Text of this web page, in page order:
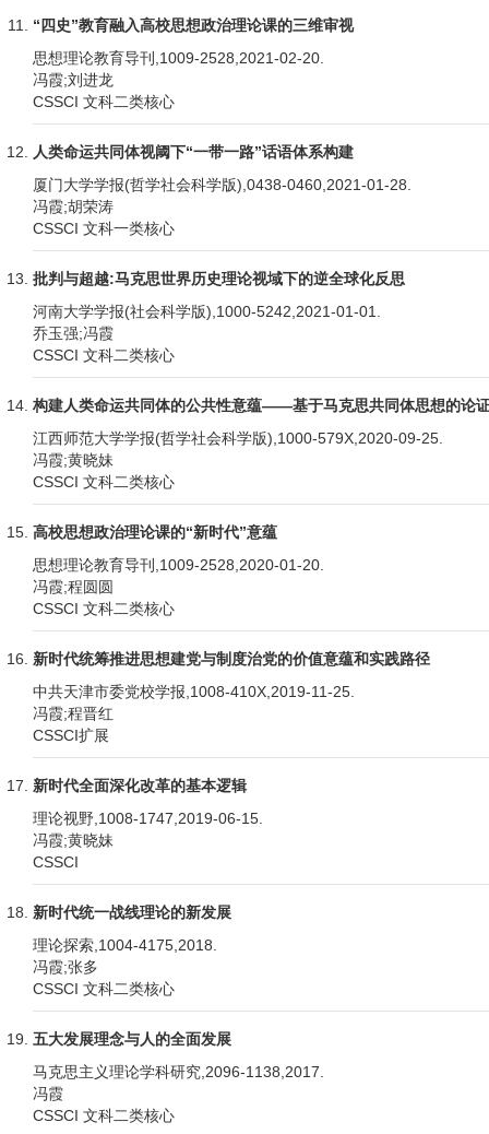
“四史”教育融入高校思想政治理论课的三维审视
思想理论教育导刊,1009-2528,2021-02-20.
冯霞;刘进龙
CSSCI 文科二类核心
人类命运共同体视阈下“一带一路”话语体系构建
厦门大学学报(哲学社会科学版),0438-0460,2021-01-28.
冯霞;胡荣涛
CSSCI 文科一类核心
批判与超越:马克思世界历史理论视域下的逆全球化反思
河南大学学报(社会科学版),1000-5242,2021-01-01.
乔玉强;冯霞
CSSCI 文科二类核心
构建人类命运共同体的公共性意蕴——基于马克思共同体思想的论
江西师范大学学报(哲学社会科学版),1000-579X,2020-09-25.
冯霞;黄晓妹
CSSCI 文科二类核心
高校思想政治理论课的“新时代”意蕴
思想理论教育导刊,1009-2528,2020-01-20.
冯霞;程圆圆
CSSCI 文科二类核心
新时代统筹推进思想建党与制度治党的价值意蕴和实践路径
中共天津市委党校学报,1008-410X,2019-11-25.
冯霞;程晋红
CSSCI扩展
新时代全面深化改革的基本逻辑
理论视野,1008-1747,2019-06-15.
冯霞;黄晓妹
CSSCI
新时代统一战线理论的新发展
理论探索,1004-4175,2018.
冯霞;张多
CSSCI 文科二类核心
五大发展理念与人的全面发展
马克思主义理论学科研究,2096-1138,2017.
冯霞
CSSCI 文科二类核心